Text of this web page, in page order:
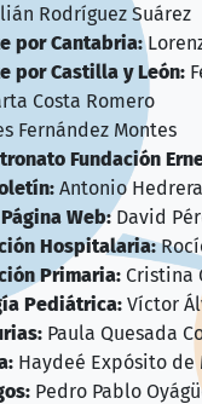
Rodríguez Suárez
por Cantabria:
por Castilla y León:
Costa Romero
Fernández Montes
Fundación
Antonio
Web:David
Hospitalaria:
Primaria: Cristina
Pediátrica: Víctor
Paula Quesada
Haydeé Expósito de
Pedro Pablo